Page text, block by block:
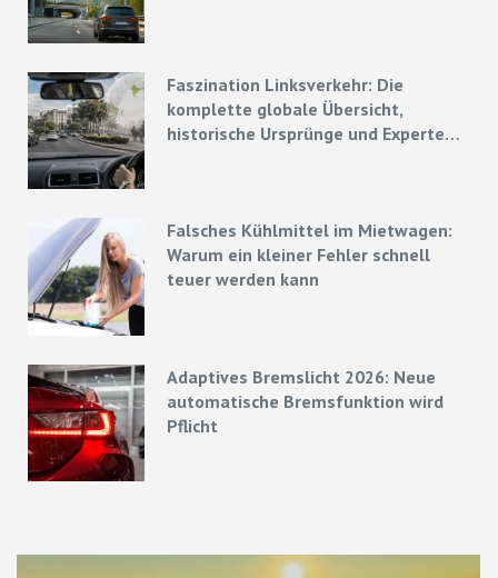
Faszination Linksverkehr: Die
komplette globale Übersicht,
historische Ursprünge und Experten-
Falsches Kühlmittel im Mietwagen:
Warum ein kleiner Fehler schnell
teuer werden kann
Adaptives Bremslicht 2026: Neue
automatische Bremsfunktion wird
Pflicht